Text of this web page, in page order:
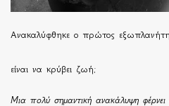
Ανακαλύφθηκε ο πρώτος
είναι να κρύβει ζωή;
Μια πολύ σημαντική ανακάλυψη